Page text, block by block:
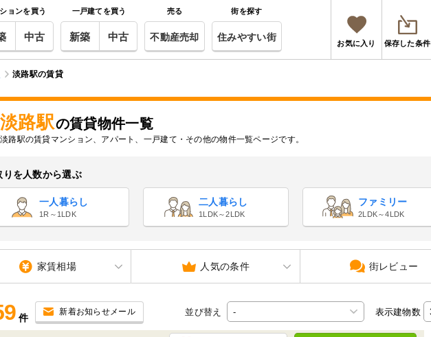
ョンを買う
中古
一戸建てを買う
新築 中古
売る
不動産売却
街を探す
住みやすい街
お気に入り 保存した条件
淡路駅の賃貸
淡路駅の賃貸物件一覧
淡路駅の賃貸マンション、アパート、一戸建て・その他の物件一覧ページです。
りを人数から選ぶ
一人暮らし
1R～1LDK
二人暮らし
1LDK～2LDK
ファミリー
2LDK～4LDK
家賃相場 人気の条件 街レビュー
件
新着お知らせメール 表示建物数
並び替え